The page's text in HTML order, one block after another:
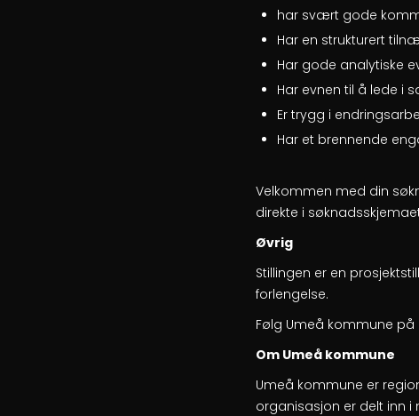
har svært gode
Har en strukturert
Har gode analytiske
Har evnen til å lede i
Er trygg i
Har et brennende
Velkommen med din
direkte i
Øvrig
Stillingen er en
forlengelse.
Følg Umeå kommune på
Om Umeå kommune
Umeå kommune er
organisasjon er delt inn i